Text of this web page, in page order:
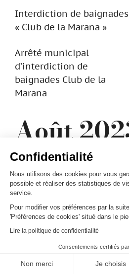
Confidentialité
Nous utilisons des cookies pour vous
possible et réaliser des statistiques de
service.
Pour modifier vos préférences par la
'Préférences de cookies' situé dans le
Lire la politique de confidentialité
Consentements certifiés par
Non merci Je choisis
Interdiction de baignades
« Club de la Marana »
Arrêté municipal
d’interdiction de
baignades Club de la
Marana
Août
Fourniture de carburants,
de services et produits
annexes par le biais de
cartes accréditives pour
les véhicules et engins à
moteur de la comme de